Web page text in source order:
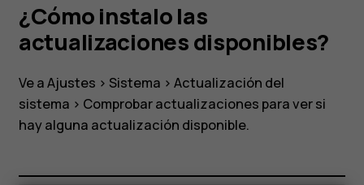
¿Cómo instalo las
actualizaciones disponibles?
Ve aAjustes > Sistema > Actualización del
sistema > Comprobar actualizaciones para ver si
hay alguna actualización disponible.